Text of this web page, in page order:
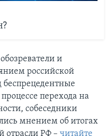
и
российской
перехода на
собеседники
мнением об итогах
отрасли РФ – читайте